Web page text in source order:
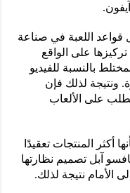
قواعد اللعبة في صناعة
على الواقع
بالنسبة للفيديو
ونتيجة لذلك فإن
على الألعاب
المنتجات تعقيدًا
آبل تصميم نظارتها
الأمام نتيجة لذلك.